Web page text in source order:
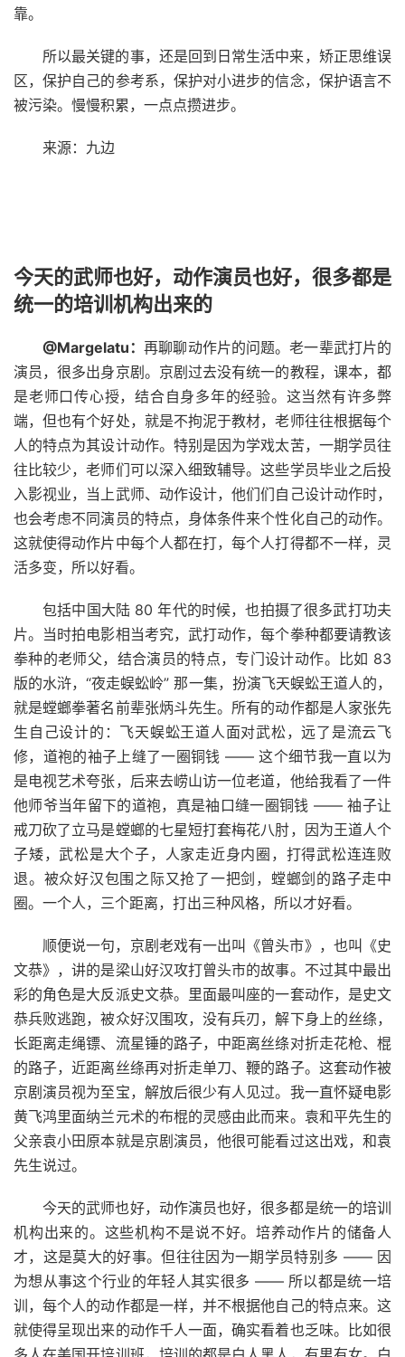
靠。
所以最关键的事，还是回到日常生活中来，矫正思维误
区，保护自己的参考系，保护对小进步的信念，保护语言不
被污染。慢慢积累，一点点攒进步。
来源：九边
今天的武师也好，动作演员也好，很多都是
统一的培训机构出来的
@Margelatu：再聊聊动作片的问题。老一辈武打片的
演员，很多出身京剧。京剧过去没有统一的教程，课本，都
是老师口传心授，结合自身多年的经验。这当然有许多弊
端，但也有个好处，就是不拘泥于教材，老师往往根据每个
人的特点为其设计动作。特别是因为学戏太苦，一期学员往
往比较少，老师们可以深入细致辅导。这些学员毕业之后投
入影视业，当上武师、动作设计，他们们自己设计动作时，
也会考虑不同演员的特点，身体条件来个性化自己的动作。
这就使得动作片中每个人都在打，每个人打得都不一样，灵
活多变，所以好看。
包括中国大陆 80 年代的时候，也拍摄了很多武打功夫
片。当时拍电影相当考究，武打动作，每个拳种都要请教该
拳种的老师父，结合演员的特点，专门设计动作。比如 83
版的水浒，“夜走蜈蚣岭” 那一集，扮演飞天蜈蚣王道人的，
就是螳螂拳著名前辈张炳斗先生。所有的动作都是人家张先
生自己设计的：飞天蜈蚣王道人面对武松，远了是流云飞
修，道袍的袖子上缝了一圈铜钱 —— 这个细节我一直以为
是电视艺术夸张，后来去崂山访一位老道，他给我看了一件
他师爷当年留下的道袍，真是袖口缝一圈铜钱 —— 袖子让
戒刀砍了立马是螳螂的七星短打套梅花八肘，因为王道人个
子矮，武松是大个子，人家走近身内圈，打得武松连连败
退。被众好汉包围之际又抢了一把剑，螳螂剑的路子走中
圈。一个人，三个距离，打出三种风格，所以才好看。
顺便说一句，京剧老戏有一出叫《曾头市》，也叫《史
文恭》，讲的是梁山好汉攻打曾头市的故事。不过其中最出
彩的角色是大反派史文恭。里面最叫座的一套动作，是史文
恭兵败逃跑，被众好汉围攻，没有兵刃，解下身上的丝绦，
长距离走绳镖、流星锤的路子，中距离丝绦对折走花枪、棍
的路子，近距离丝绦再对折走单刀、鞭的路子。这套动作被
京剧演员视为至宝，解放后很少有人见过。我一直怀疑电影
黄飞鸿里面纳兰元术的布棍的灵感由此而来。袁和平先生的
父亲袁小田原本就是京剧演员，他很可能看过这出戏，和袁
先生说过。
今天的武师也好，动作演员也好，很多都是统一的培训
机构出来的。这些机构不是说不好。培养动作片的储备人
才，这是莫大的好事。但往往因为一期学员特别多 —— 因
为想从事这个行业的年轻人其实很多 —— 所以都是统一培
训，每个人的动作都是一样，并不根据他自己的特点来。这
就使得呈现出来的动作千人一面，确实看着也乏味。比如很